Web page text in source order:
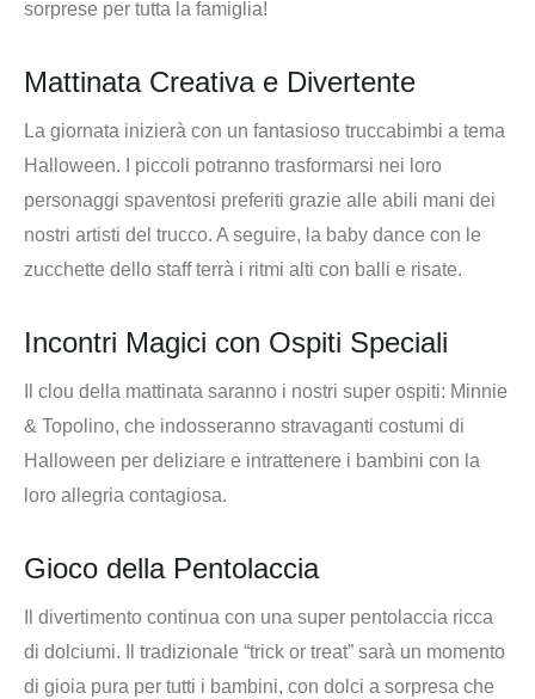
sorprese per tutta la famiglia!
Mattinata Creativa e Divertente
La giornata inizierà con un fantasioso truccabimbi a tema
Halloween. I piccoli potranno trasformarsi nei loro
personaggi spaventosi preferiti grazie alle abili mani dei
nostri artisti del trucco. A seguire, la baby dance con le
zucchette dello staff terrà i ritmi alti con balli e risate.
Incontri Magici con Ospiti Speciali
Il clou della mattinata saranno i nostri super ospiti: Minnie
& Topolino, che indosseranno stravaganti costumi di
Halloween per deliziare e intrattenere i bambini con la
loro allegria contagiosa.
Gioco della Pentolaccia
Il divertimento continua con una super pentolaccia ricca
di dolciumi. Il tradizionale “trick or treat” sarà un momento
di gioia pura per tutti i bambini, con dolci a sorpresa che